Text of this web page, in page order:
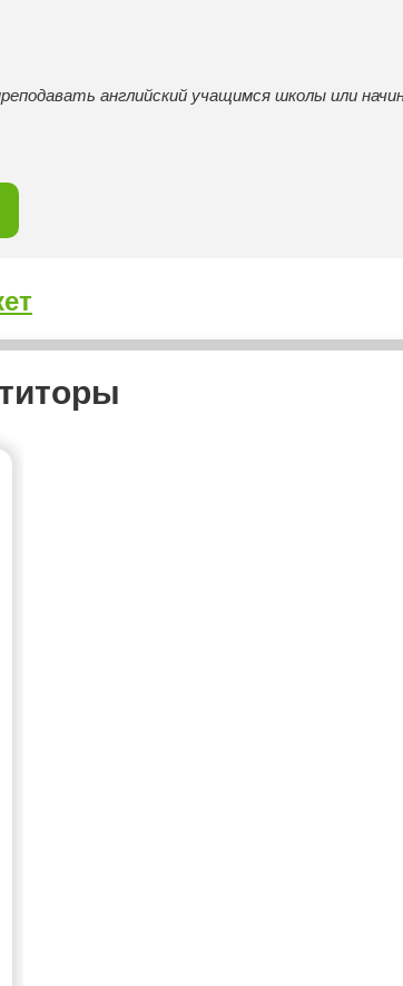
английский учащимся школы или